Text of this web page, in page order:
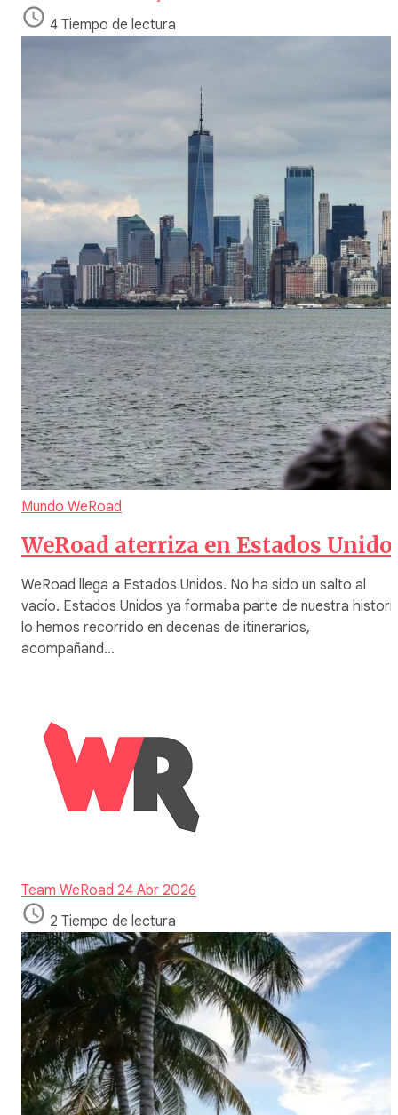
4 Tiempo de lectura
Mundo WeRoad
WeRoad aterriza en Estados
WeRoad llega a Estados Unidos. No ha sido un salto al
vacío. Estados Unidos ya formaba parte de nuestra
lo hemos recorrido en decenas de itinerarios,
acompañand…
Team WeRoad 24 Abr 2026
2 Tiempo de lectura